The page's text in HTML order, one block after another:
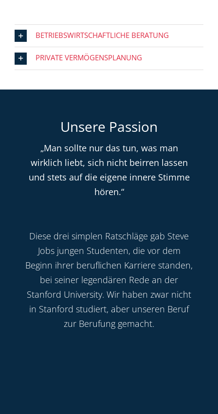
BETRIEBSWIRTSCHAFTLICHE BERATUNG
PRIVATE VERMÖGENSPLANUNG
Unsere Passion
„Man sollte nur das tun, was man
wirklich liebt, sich nicht beirren lassen
und stets auf die eigene innere Stimme
hören.“
Diese drei simplen Ratschläge gab Steve
Jobs jungen Studenten, die vor dem
Beginn ihrer beruflichen Karriere standen,
bei seiner legendären Rede an der
Stanford University. Wir haben zwar nicht
in Stanford studiert, aber unseren Beruf
zur Berufung gemacht.